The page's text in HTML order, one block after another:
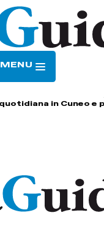
in Cuneo e